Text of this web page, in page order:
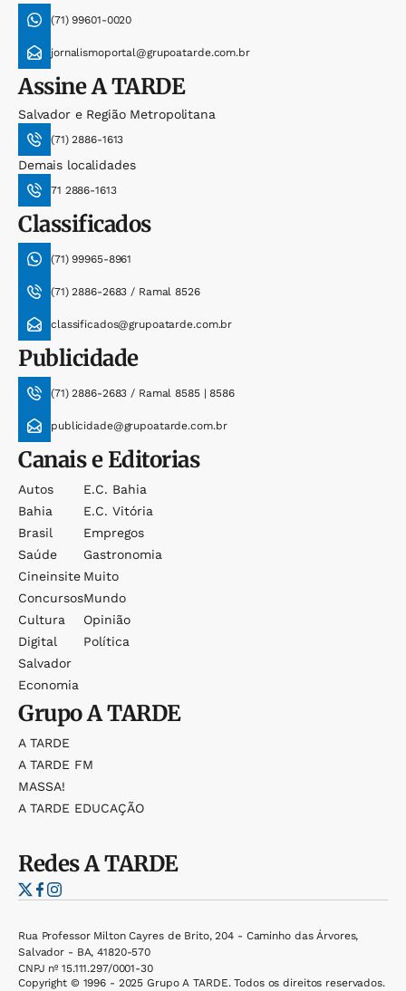
(71) 99601-0020
jornalismoportal@grupoatarde.com.br
AssineA TARDE
Salvador e Região Metropolitana
(71) 2886-1613
Demais localidades
71 2886-1613
Classificados
(71) 99965-8961
(71) 2886-2683 / Ramal 8526
classificados@grupoatarde.com.br
Publicidade
(71) 2886-2683 / Ramal 8585 | 8586
publicidade@grupoatarde.com.br
Canais e Editorias
Autos
Bahia
Brasil
Saúde
Cineinsite
Concursos
Cultura
Digital
Salvador
Economia
E.c. Bahia
E.c. Vitória
Empregos
Gastronomia
Muito
Mundo
Opinião
Política
GrupoA TARDE
A TARDE
A TARDE FM
MASSA!
A TARDE EDUCAÇÃO
RedesA TARDE
Rua Professor Milton Cayres de Brito, 204 - Caminho das Árvores,
Salvador - BA, 41820-570
CNPJ nº 15.111.297/0001-30
Copyright © 1996 - 2025 Grupo A TARDE. Todos os direitos reservados.